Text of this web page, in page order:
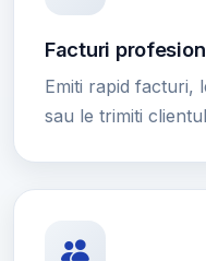
Facturi
Emiti rapid facturi,
sau le trimiti